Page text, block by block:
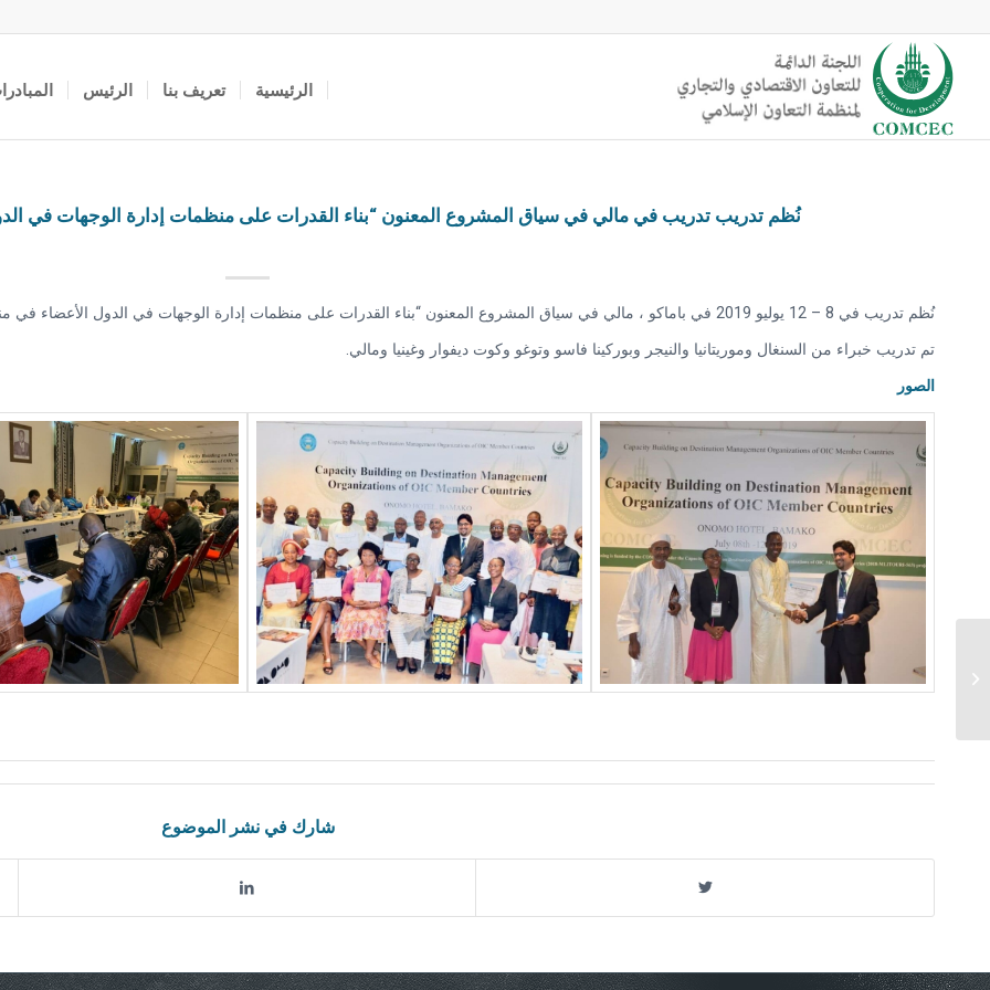
الرئيسية تعريف بنا الرئيس
نُظم تدريب تدريب في مالي في سياق المشروع المعنون “بناء القدرات على منظمات إدارة الوجهات في
نُظم تدريب في 8 – 12 يوليو 2019 في باماكو ، مالي في سياق المشروع المعنون “بناء القدرات على منظمات إدارة الوجهات في الدول الأعضاء في منظمة التعاون الإسلامي” والذي تقوم بتنفيذه وزارة السياحة في مالي.
تم تدريب خبراء من السنغال وموريتانيا والنيجر وبوركينا فاسو وتوغو وكوت ديفوار وغينيا ومالي.
الصور
شارك في نشر الموضوع
أجريت زيارة موقع في أذربيجان في سياق
المشروع “منظمة إدارة الوجهات: إطار